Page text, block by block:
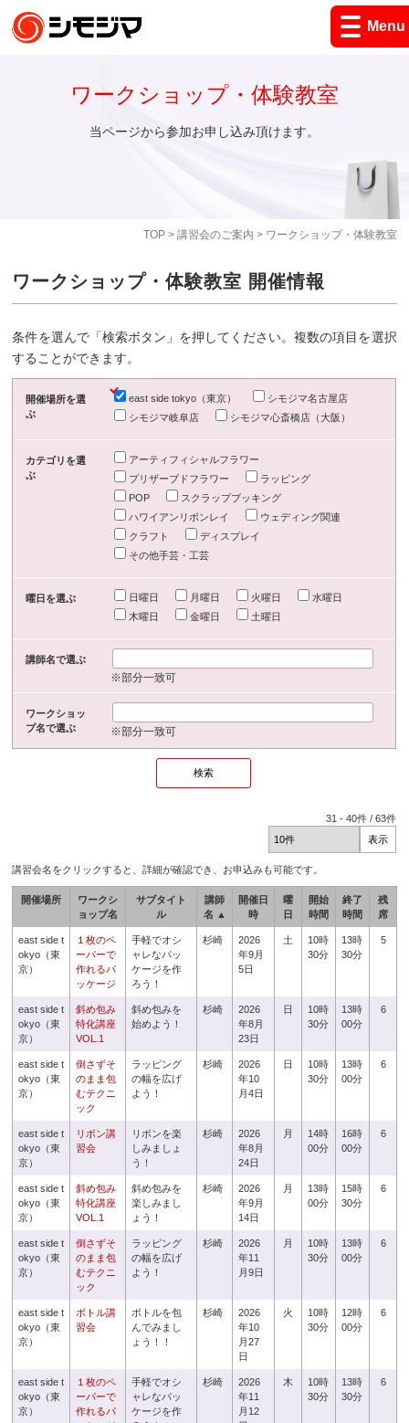
Menu
TOP> 講習会のご案内 > ワークショップ・体験教室
ワークショップ・体験教室
当ページから参加お申し込み頂けます。
ワークショップ・体験教室 開催情報
条件を選んで「検索ボタン」を押してください。複数の項目を選択
することができます。
開催場所を選
ぶ
east side tokyo（東京）
シモジマ名古屋店
シモジマ岐阜店
シモジマ心斎橋店（大阪）
カテゴリを選
ぶ
アーティフィシャルフラワー
プリザーブドフラワー
ラッピング
POP
スクラップブッキング
ハワイアンリボンレイ
ウェディング関連
クラフト
ディスプレイ
その他手芸・工芸
曜日を選ぶ 日曜日 月曜日 火曜日
水曜日
木曜日
金曜日 土曜日
講師名で選ぶ
※部分一致可
ワークショッ
プ名で選ぶ
※部分一致可
31 -40件 /63件
講習会名をクリックすると、詳細が確認でき、お申込みも可能です。
開催場所
ワークシ
ョップ名
サブタイト
ル
講師
名 ▲
開催日
時
曜
日
開始
時間
終了
時間
残
席
east side t
okyo（東
京）
１枚のペ
ーパーで
作れるパ
ッケージ
手軽でオシ
ャレなパッ
ケージを作
ろう！
杉崎
2026
年9月
5日
土
10時
30分
13時
30分
5
east side t
okyo（東
京）
斜め包み
特化講座
VOL.1
斜め包みを
始めよう！
杉崎
2026
年8月
23日
日
10時
30分
13時
00分
6
east side t
okyo（東
京）
倒さずそ
のまま包
むテクニ
ック
ラッピング
の幅を広げ
よう！
杉崎
2026
年10
月4日
日
10時
30分
13時
00分
6
east side t
okyo（東
京）
リボン講
習会
リボンを楽
しみましょ
う！
杉崎
2026
年8月
24日
月
14時
00分
16時
00分
6
east side t
okyo（東
京）
斜め包み
特化講座
VOL.1
斜め包みを
楽しみまし
ょう！
杉崎
2026
年9月
14日
月
13時
00分
15時
30分
6
east side t
okyo（東
京）
倒さずそ
のまま包
むテクニ
ック
ラッピング
の幅を広げ
よう！
杉崎
2026
年11
月9日
月
10時
30分
13時
00分
6
east side t
okyo（東
京）
ボトル講
習会
ボトルを包
んでみまし
ょう！！
杉崎
2026
年10
月27
日
火
10時
30分
12時
00分
6
east side t
okyo（東
京）
１枚のペ
ーパーで
作れるパ
手軽でオシ
ャレなパッ
ケージを作
杉崎
2026
年11
月12
木
10時
30分
13時
30分
6